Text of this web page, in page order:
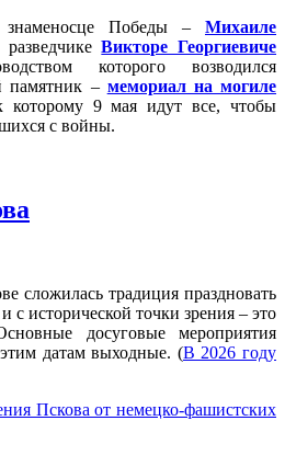
Победы – Михаиле
Викторе Георгиевиче
которого возводился
памятник – мемориал на могиле
которому 9 мая идут все, чтобы
с войны.
сложилась традиция праздновать
с исторической точки зрения – это
досуговые мероприятия
датам выходные. (В 2026 году
Пскова от немецко-фашистских